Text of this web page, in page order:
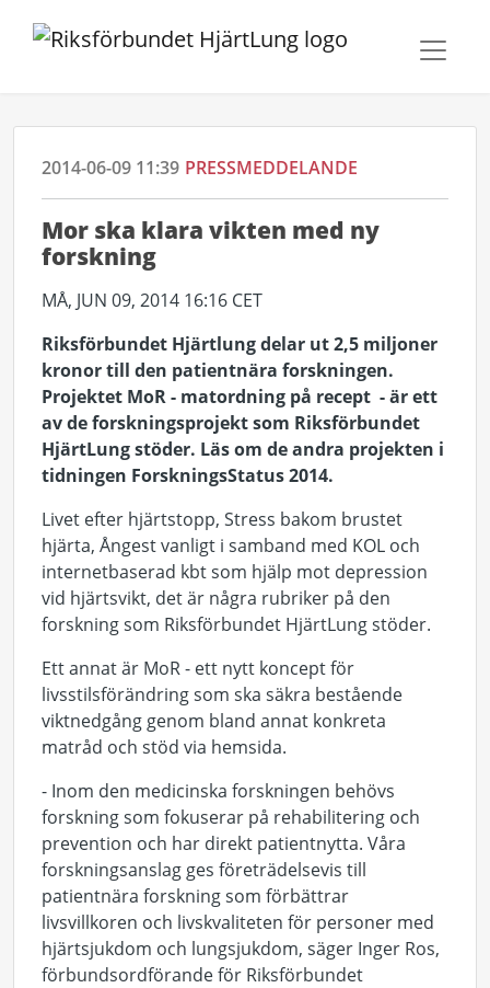
2014-06-09 11:39 PRESSMEDDELANDE
Mor ska klara vikten med ny
forskning
MÅ, JUN 09, 2014 16:16 CET
Riksförbundet Hjärtlung delar ut 2,5 miljoner
kronor till den patientnära forskningen.
Projektet MoR - matordning på recept - är ett
av de forskningsprojekt som Riksförbundet
HjärtLung stöder. Läs om de andra projekten i
tidningen ForskningsStatus 2014.
Livet efter hjärtstopp, Stress bakom brustet
hjärta, Ångest vanligt i samband med KOL och
internetbaserad kbt som hjälp mot depression
vid hjärtsvikt, det är några rubriker på den
forskning som Riksförbundet HjärtLung stöder.
Ett annat är MoR - ett nytt koncept för
livsstilsförändring som ska säkra bestående
viktnedgång genom bland annat konkreta
matråd och stöd via hemsida.
- Inom den medicinska forskningen behövs
forskning som fokuserar på rehabilitering och
prevention och har direkt patientnytta. Våra
forskningsanslag ges företrädelsevis till
patientnära forskning som förbättrar
livsvillkoren och livskvaliteten för personer med
hjärtsjukdom och lungsjukdom, säger Inger Ros,
förbundsordförande för Riksförbundet